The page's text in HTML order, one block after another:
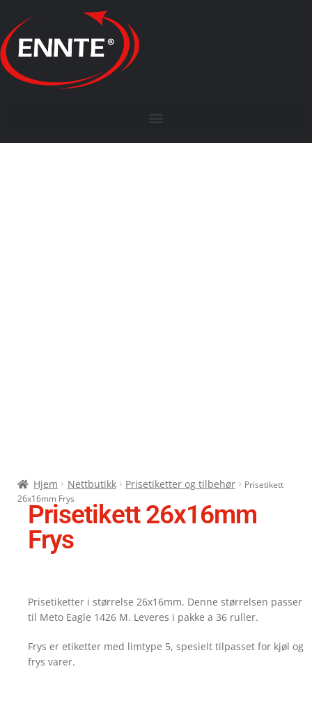
Hjem Nettbutikk Prisetiketter og tilbehør
Prisetikett
26x16mm Frys
Prisetikett 26x16mm
Frys
Prisetiketter i størrelse 26x16mm. Denne størrelsen passer
til Meto Eagle 1426 M. Leveres i pakke a 36 ruller.
Frys er etiketter med limtype 5, spesielt tilpasset for kjøl og
frys varer.